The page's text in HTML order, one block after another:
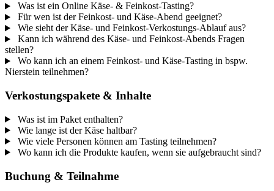
Was ist ein Online Käse- & Feinkost-Tasting?
Für wen ist der Feinkost- und Käse-Abend geeignet?
Wie sieht der Käse- und Feinkost-Verkostungs-Ablauf aus?
Kann ich während des Käse- und Feinkost-Abends Fragen
stellen?
Wo kann ich an einem Feinkost- und Käse-Tasting in bspw.
Nierstein teilnehmen?
Verkostungspakete & Inhalte
Was ist im Paket enthalten?
Wie lange ist der Käse haltbar?
Wie viele Personen können am Tasting teilnehmen?
Wo kann ich die Produkte kaufen, wenn sie aufgebraucht sind?
Buchung & Teilnahme